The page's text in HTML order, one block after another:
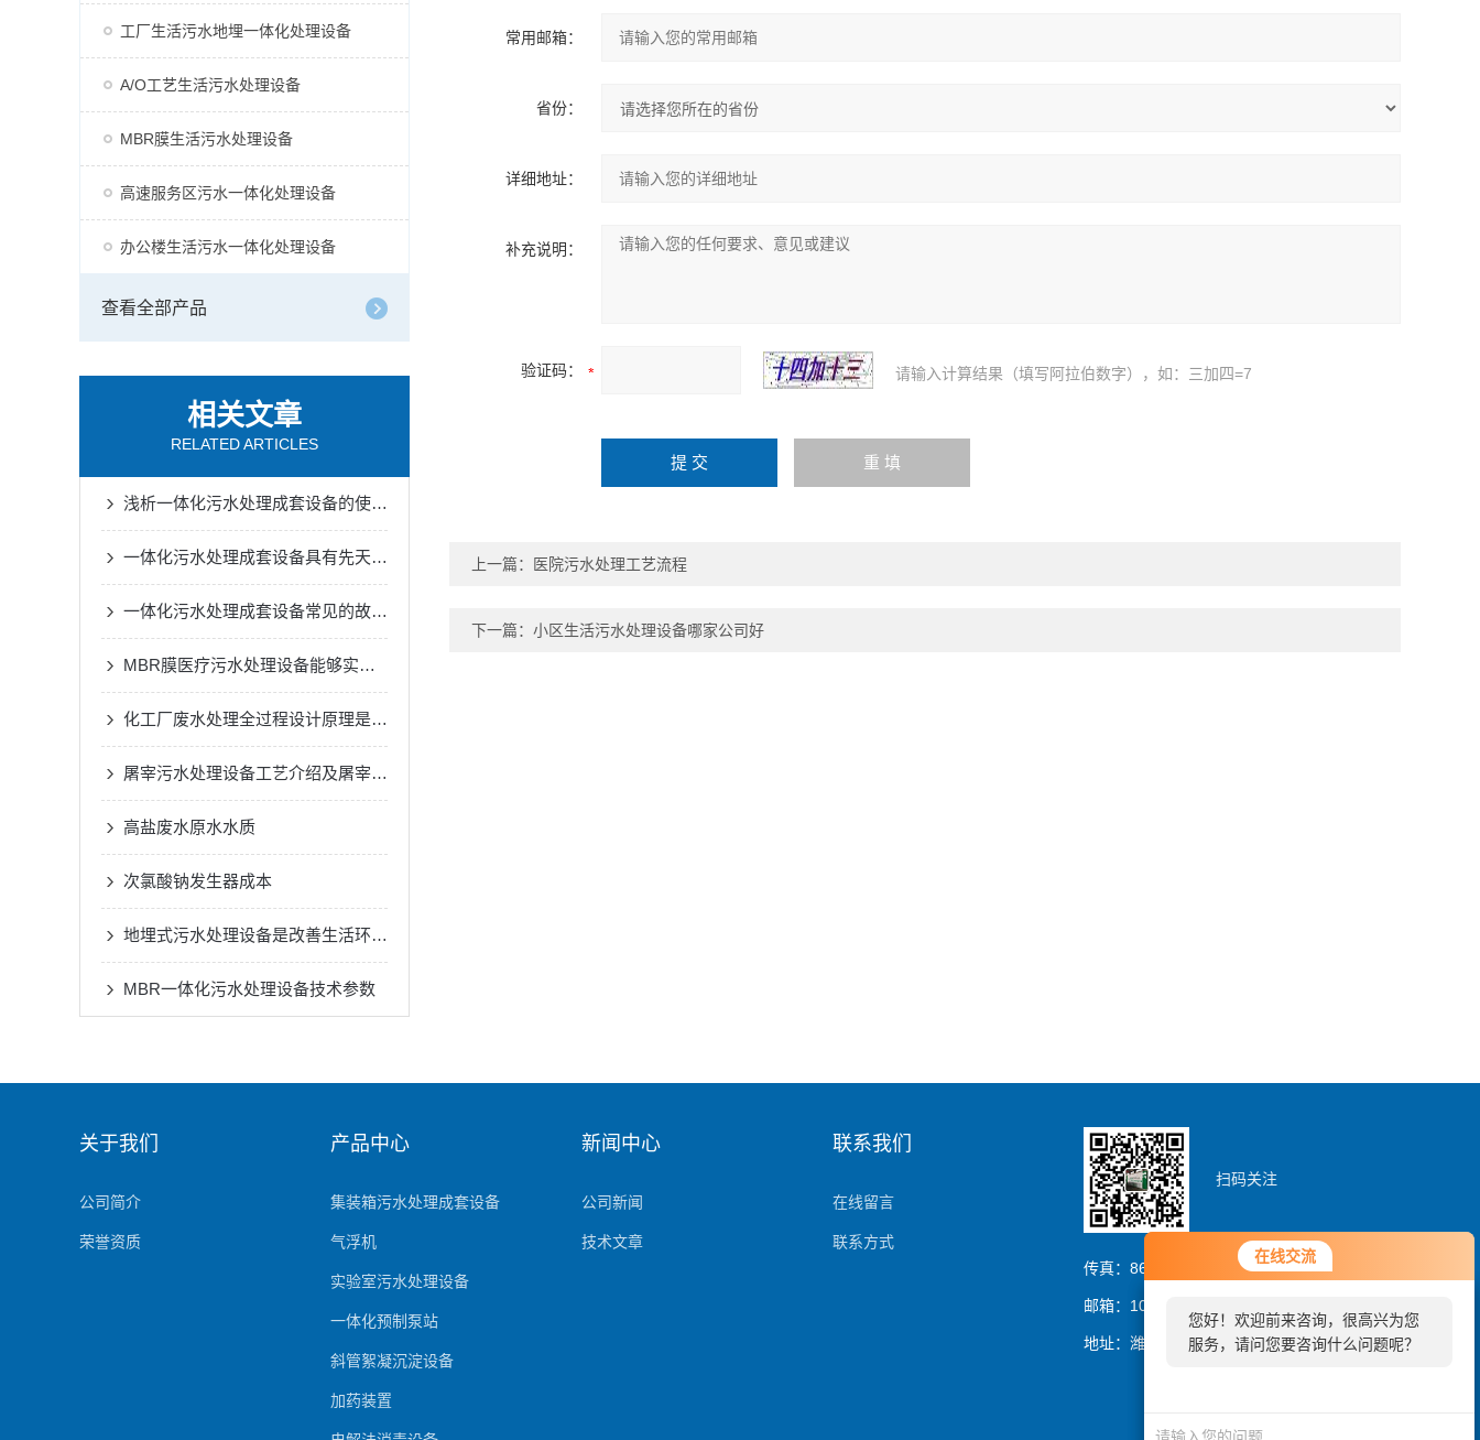
在线交流
您好！欢迎前来咨询，很高兴为您
服务，请问您要咨询什么问题呢？
您好，看您停留很久了，是否找到
了需求产品，您可以直接在线与我
在线交流
您好！欢迎前来咨询，很高兴为您
服务，请问您要咨询什么问题呢？
工厂生活污水地埋一体化处理设备
A/O工艺生活污水处理设备
MBR膜生活污水处理设备
高速服务区污水一体化处理设备
办公楼生活污水一体化处理设备
查看全部产品
相关文章
RELATED ARTICLES
浅析一体化污水处理成套设备的使用原则
一体化污水处理成套设备具有先天的技术优势
一体化污水处理成套设备常见的故障检查
MBR膜医疗污水处理设备能够实现高度的污水处理效率
化工厂废水处理全过程设计原理是什么？
屠宰污水处理设备工艺介绍及屠宰污水处理设备选型
高盐废水原水水质
次氯酸钠发生器成本
地埋式污水处理设备是改善生活环境设备
MBR一体化污水处理设备技术参数
常用邮箱：
省份：
详细地址：
补充说明：
验证码： 请输入计算结果（填写阿拉伯数字），如：三加四=7
上一篇： 医院污水处理工艺流程
下一篇： 小区生活污水处理设备哪家公司好
关于我们
公司简介
荣誉资质
产品中心
集装箱污水处理成套设备
气浮机
实验室污水处理设备
一体化预制泵站
斜管絮凝沉淀设备
加药装置
新闻中心
公司新闻
技术文章
联系我们
在线留言
联系方式
扫码关注
传真：86-0536-8329837
邮箱：1054064394@qq.com
地址：潍坊市潍城区曼哈顿大厦